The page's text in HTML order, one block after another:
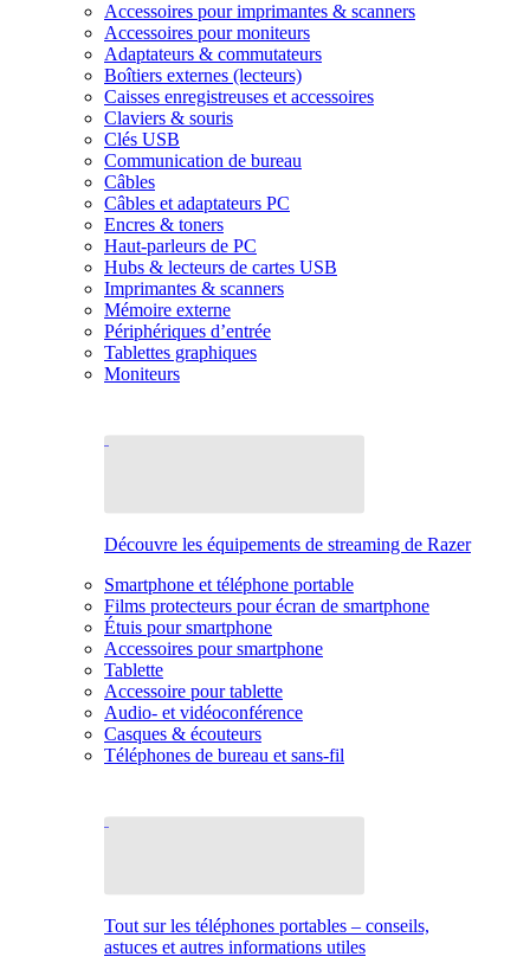
Accessoires pour imprimantes & scanners
Accessoires pour moniteurs
Adaptateurs & commutateurs
Boîtiers externes (lecteurs)
Caisses enregistreuses et accessoires
Claviers & souris
Clés USB
Communication de bureau
Câbles
Câbles et adaptateurs PC
Encres & toners
Haut-parleurs de PC
Hubs & lecteurs de cartes USB
Imprimantes & scanners
Mémoire externe
Périphériques d’entrée
Tablettes graphiques
Moniteurs
Découvre les équipements de streaming de Razer
Smartphone et téléphone portable
Films protecteurs pour écran de smartphone
Étuis pour smartphone
Accessoires pour smartphone
Tablette
Accessoire pour tablette
Audio- et vidéoconférence
Casques & écouteurs
Téléphones de bureau et sans-fil
Tout sur les téléphones portables – conseils,
astuces et autres informations utiles